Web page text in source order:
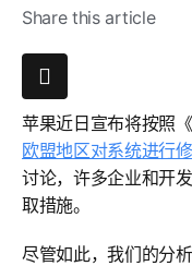
Share this article
苹果近日宣布将按照
欧盟地区对系统进行
讨论，许多企业和开
取措施。
尽管如此，我们的分